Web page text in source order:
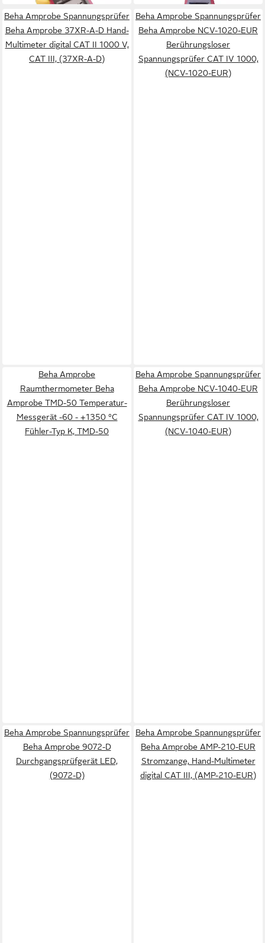
Beha Amprobe Spannungsprüfer
Beha Amprobe 37XR-A-D Hand-
Multimeter digital CAT II 1000 V,
CAT III, (37XR-A-D)
Beha Amprobe Spannungsprüfer
Beha Amprobe NCV-1020-EUR
Berührungsloser
Spannungsprüfer CAT IV 1000,
(NCV-1020-EUR)
Beha Amprobe
Raumthermometer Beha
Amprobe TMD-50 Temperatur-
Messgerät -60 - +1350 °C
Fühler-Typ K, TMD-50
Beha Amprobe Spannungsprüfer
Beha Amprobe NCV-1040-EUR
Berührungsloser
Spannungsprüfer CAT IV 1000,
(NCV-1040-EUR)
Beha Amprobe Spannungsprüfer
Beha Amprobe 9072-D
Durchgangsprüfgerät LED,
(9072-D)
Beha Amprobe Spannungsprüfer
Beha Amprobe AMP-210-EUR
Stromzange, Hand-Multimeter
digital CAT III, (AMP-210-EUR)